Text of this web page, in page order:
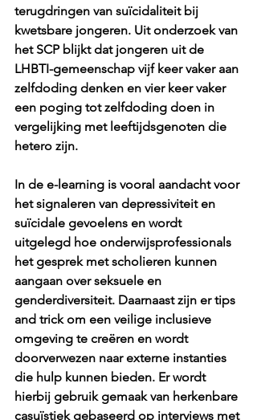
terugdringen van suïcidaliteit bij
kwetsbare jongeren. Uit onderzoek van
het SCP blijkt dat jongeren uit de
LHBTI-gemeenschap vijf keer vaker aan
zelfdoding denken en vier keer vaker
een poging tot zelfdoding doen in
vergelijking met leeftijdsgenoten die
hetero zijn.
In de e-learning is vooral aandacht voor
het signaleren van depressiviteit en
suïcidale gevoelens en wordt
uitgelegd hoe onderwijsprofessionals
het gesprek met scholieren kunnen
aangaan over seksuele en
genderdiversiteit. Daarnaast zijn er tips
and trick om een veilige inclusieve
omgeving te creëren en wordt
doorverwezen naar externe instanties
die hulp kunnen bieden. Er wordt
hierbij gebruik gemaak van herkenbare
casuïstiek gebaseerd op interviews met